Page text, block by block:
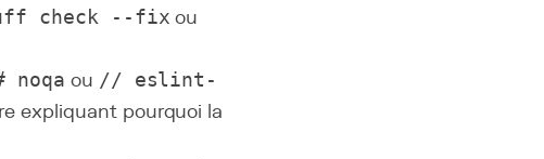
check --fix ou
noqa ou // eslint-
expliquant pourquoi la